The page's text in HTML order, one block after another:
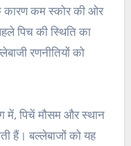
कारण कम स्कोर की ओर
पिच की स्थिति का
रणनीतियों को
में, पिचें मौसम और स्थान
हैं। बल्लेबाजों को यह